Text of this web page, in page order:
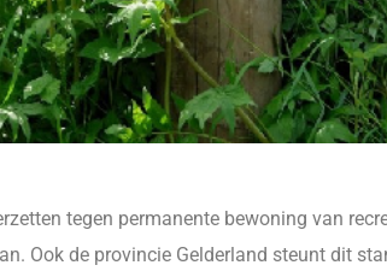
tegen permanente bewoning van
Ook de provincie Gelderland steunt dit